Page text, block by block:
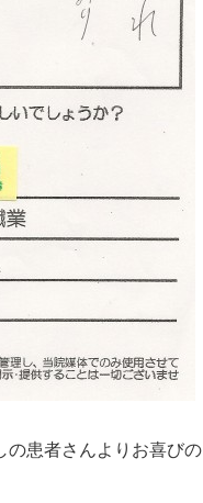
の患者さんよりお喜びの